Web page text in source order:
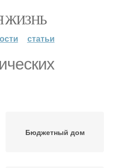
ЖИЗНЬ
статьи
Бюджетный дом